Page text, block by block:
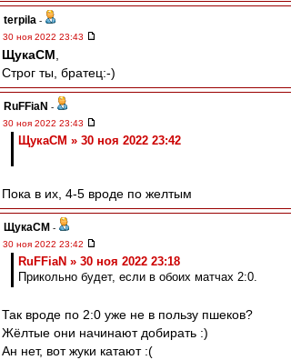
terpila -
30 ноя 2022 23:43
ЩукаСМ
Строг ты, братец:-)
RuFFiaN -
30 ноя 2022 23:43
ЩукаСМ » 30 ноя 2022 23:42
Пока в их, 4-5 вроде по желтым
ЩукаСМ -
30 ноя 2022 23:42
RuFFiaN » 30 ноя 2022 23:18
Прикольно будет, если в обоих матчах 2:0.
Так вроде по 2:0 уже не в пользу пшеков?
Жёлтые они начинают добирать :)
Ан нет, вот жуки катают :(